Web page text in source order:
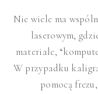
Nie wiele ma
laserowym,
materiale,
W przypadku
pomocą